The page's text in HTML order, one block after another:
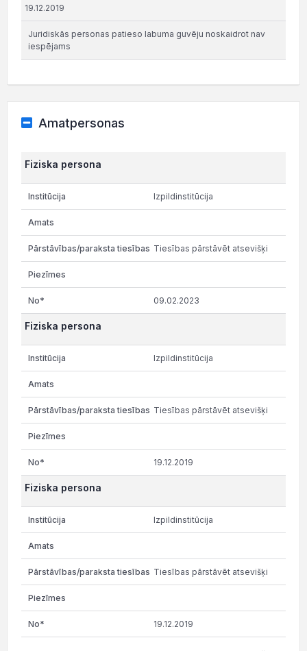
19.12.2019
Juridiskās personas patieso labuma guvēju noskaidrot nav
iespējams
Amatpersonas
Fiziska persona
Izpildinstitūcija
Tiesības pārstāvēt atsevišķi
09.02.2023
Fiziska persona
Izpildinstitūcija
Tiesības pārstāvēt atsevišķi
19.12.2019
Fiziska persona
Izpildinstitūcija
Tiesības pārstāvēt atsevišķi
19.12.2019